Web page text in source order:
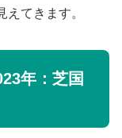
えてきます。
年：芝国